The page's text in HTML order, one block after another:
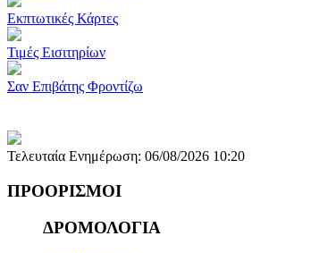
Εκπτωτικές Κάρτες
Τιμές Εισιτηρίων
Σαν Επιβάτης Φροντίζω
Τελευταία Ενημέρωση: 06/08/2026 10:20
ΠΡΟΟΡΙΣΜΟΙ
ΔΡΟΜΟΛΟΓΙΑ